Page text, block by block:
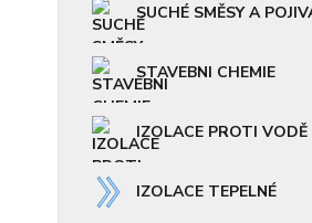
SUCHÉ SMĚSY A
STAVEBNI CHEMIE
IZOLACE PROTI VODĚ
IZOLACE TEPELNÉ